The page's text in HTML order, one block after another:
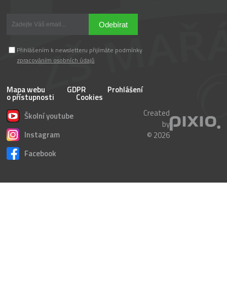
Odebírat
Přihlášením k newsletteru přijímáte podmínky
zpracováním osobních údajů
Mapa webu GDPR Prohlášení
o přístupnosti
Cookies
Školní youtube
Instagram
Facebook
Created
by
© 2026